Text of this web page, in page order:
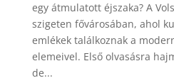
egy átmulatott éjszaka? A
szigeten fővárosában, ahol
emlékek találkoznak a
elemeivel. Első olvasásra
de...